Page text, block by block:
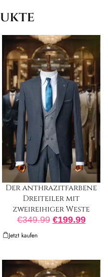
Der anthrazitfarbene
Dreiteiler mit
zweireihiger Weste
€349.99 €199.99
Jetzt kaufen